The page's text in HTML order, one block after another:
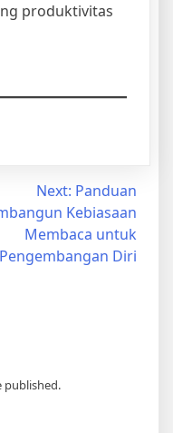
produktivitas
Next: Panduan
Kebiasaan
Membaca untuk
Pengembangan Diri
published.